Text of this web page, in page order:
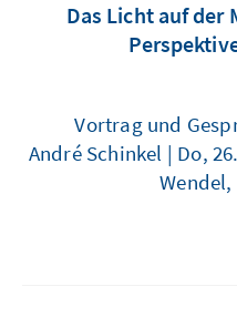
Das Licht auf der
Vortrag und
André Schinkel | Do,